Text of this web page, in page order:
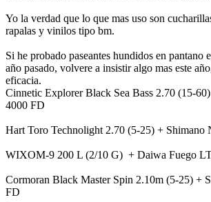
Yo la verdad que lo que mas uso son
rapalas y vinilos tipo bm.
Si he probado paseantes hundidos en pantano
año pasado, volvere a insistir algo mas este
eficacia.
Cinnetic Explorer Black Sea Bass 2.70 (15-
4000 FD
Hart Toro Technolight 2.70 (5-25) + Shimano
WIXOM-9 200 L (2/10 G) + Daiwa Fuego
Cormoran Black Master Spin 2.10m (5-25) +
FD